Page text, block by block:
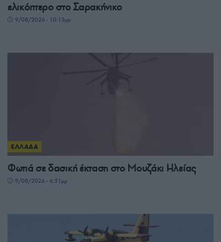
ελικόπτερο στο Σαρακήνικο
9/08/2026 - 10:15μμ
ΕΛΛΑΔΑ
Φωτιά σε δασική έκταση στο Μουζάκι Ηλείας
9/08/2026 - 6:51μμ